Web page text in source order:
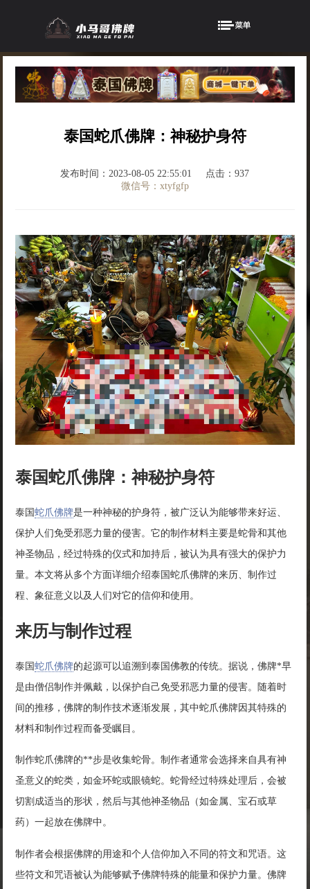
泰国蛇爪佛牌：神秘护身符
发布时间：2023-08-05 22:55:01
点击：937
微信号：xtyfgfp
泰国蛇爪佛牌：神秘护身符
泰国蛇爪佛牌是一种神秘的护身符，被广泛认为能够带来好运、
保护人们免受邪恶力量的侵害。它的制作材料主要是蛇骨和其他
神圣物品，经过特殊的仪式和加持后，被认为具有强大的保护力
量。本文将从多个方面详细介绍泰国蛇爪佛牌的来历、制作过
程、象征意义以及人们对它的信仰和使用。
来历与制作过程
泰国蛇爪佛牌的起源可以追溯到泰国佛教的传统。据说，佛牌*早
是由僧侣制作并佩戴，以保护自己免受邪恶力量的侵害。随着时
间的推移，佛牌的制作技术逐渐发展，其中蛇爪佛牌因其特殊的
材料和制作过程而备受瞩目。
制作蛇爪佛牌的**步是收集蛇骨。制作者通常会选择来自具有神
圣意义的蛇类，如金环蛇或眼镜蛇。蛇骨经过特殊处理后，会被
切割成适当的形状，然后与其他神圣物品（如金属、宝石或草
药）一起放在佛牌中。
制作者会根据佛牌的用途和个人信仰加入不同的符文和咒语。这
些符文和咒语被认为能够赋予佛牌特殊的能量和保护力量。佛牌